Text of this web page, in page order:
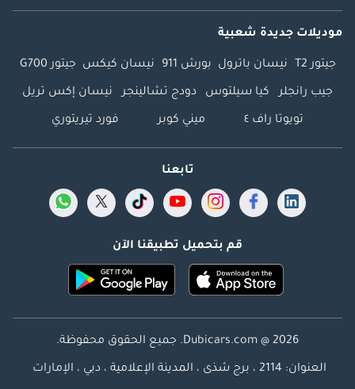
موديلات جديدة شعبية
جيتور T2 نيسان باترول بورش 911 نيسان كيكس جيتور G700
جيب رانجلر كيا سيلتوس دودج تشالينجر نيسان إكس تريل
تويوتا راف ٤ ميني كوبر فورد تيريتوري
تابعنا
قم بتحميل تطبيقنا الآن
Dubicars.com @ 2026. جميع الحقوق محفوظة.
العنوان: 2114 ، برج شذى ، المدينة الإعلامية ، دبي ، الإمارات